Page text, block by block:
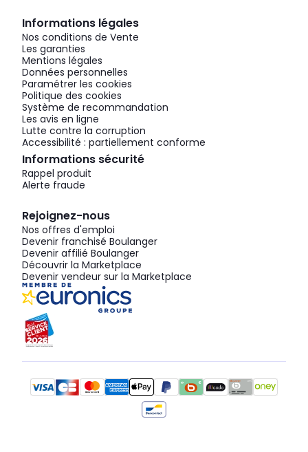
Informations légales
Nos conditions de Vente
Les garanties
Mentions légales
Données personnelles
Paramétrer les cookies
Politique des cookies
Système de recommandation
Les avis en ligne
Lutte contre la corruption
Accessibilité : partiellement conforme
Informations sécurité
Rappel produit
Alerte fraude
Rejoignez-nous
Nos offres d'emploi
Devenir franchisé Boulanger
Devenir affilié Boulanger
Découvrir la Marketplace
Devenir vendeur sur la Marketplace